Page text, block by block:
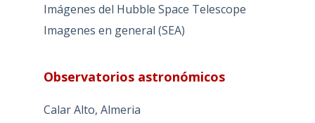
Imágenes del Hubble Space Telescope
Imagenes en general (SEA)
Observatorios astronómicos
Calar Alto, Almeria